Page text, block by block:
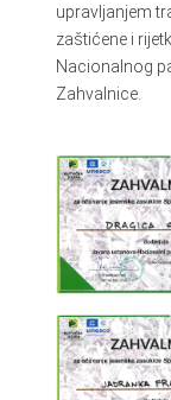
upravljanjem
zaštićene i
Nacionalnog
Zahvalnice.